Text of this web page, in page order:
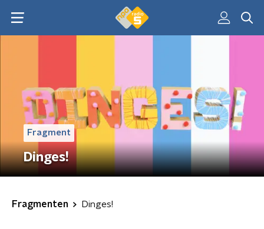
Fragment
Dinges!
Fragmenten Dinges!